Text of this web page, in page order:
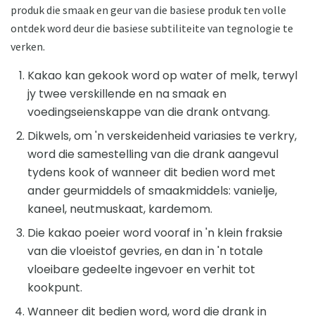
produk die smaak en geur van die basiese produk ten volle
ontdek word deur die basiese subtiliteite van tegnologie te
verken.
Kakao kan gekook word op water of melk, terwyl
jy twee verskillende en na smaak en
voedingseienskappe van die drank ontvang.
Dikwels, om 'n verskeidenheid variasies te verkry,
word die samestelling van die drank aangevul
tydens kook of wanneer dit bedien word met
ander geurmiddels of smaakmiddels: vanielje,
kaneel, neutmuskaat, kardemom.
Die kakao poeier word vooraf in 'n klein fraksie
van die vloeistof gevries, en dan in 'n totale
vloeibare gedeelte ingevoer en verhit tot
kookpunt.
Wanneer dit bedien word, word die drank in